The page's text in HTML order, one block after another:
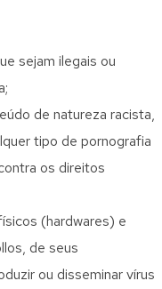
sejam ilegais ou
de natureza racista,
tipo de pornografia
os direitos
(hardwares) e
de seus
ou disseminar vírus